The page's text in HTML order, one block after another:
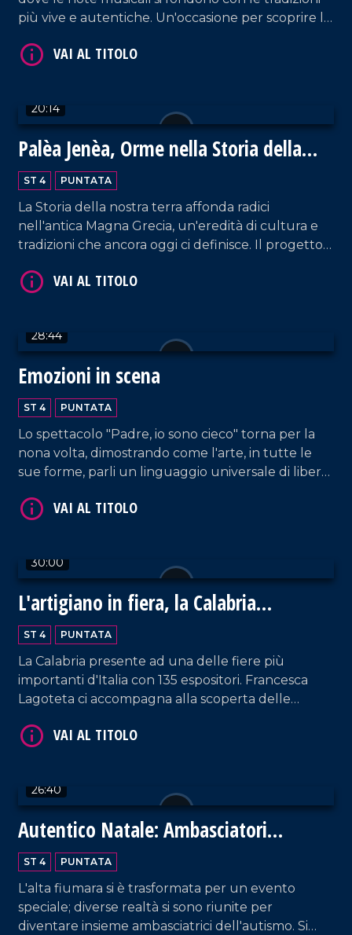
più vive e autentiche. Un'occasione per scoprire le
20:14
Palèa Jenèa, Orme nella Storia della
Calabria Greca
ST 4 PUNTATA
La Storia della nostra terra affonda radici
nell'antica Magna Grecia, un'eredità di cultura e
tradizioni che ancora oggi ci definisce. Il progetto
profondo, coinvolgendo tutte le scuole di Reggio
28:44
Emozioni in scena
ST 4 PUNTATA
Lo spettacolo "Padre, io sono cieco" torna per la
nona volta, dimostrando come l'arte, in tutte le
sue forme, parli un linguaggio universale di libertà
VAI AL TITOLO
30:00
L'artigiano in fiera, la Calabria
protagonista a Milano
ST 4 PUNTATA
La Calabria presente ad una delle fiere più
importanti d'Italia con 135 espositori. Francesca
Lagoteta ci accompagna alla scoperta delle
primario e secondario del territorio, tra gli ospiti
passato e futuro che ha uno sguardo rivolto verso
il progresso.
VAI AL TITOLO
26:40
Autentico Natale: Ambasciatori
dell'Autismo
ST 4 PUNTATA
L'alta fiumara si è trasformata per un evento
speciale; diverse realtà si sono riunite per
diventare insieme ambasciatrici dell'autismo. Si
VAI AL TITOLO
VAI AL TITOLO
VAI AL TITOLO